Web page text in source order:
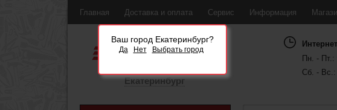
Главная Доставка и оплата Сервис Информация
Ваш город Екатеринбург?
Да Нет Выбрать город
Екатеринбург
Пн. - Пт.:
Сб. - Вс.: